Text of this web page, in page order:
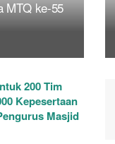
MTQ ke-55
200 Tim
Kepesertaan
Masjid